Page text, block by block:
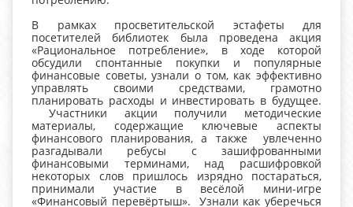
В рамках просветительской эстафеты для
посетителей библиотек была проведена акция
«Рациональное потребление», в ходе которой
обсудили спонтанные покупки и популярные
финансовые советы, узнали о том, как эффективно
управлять своими средствами, грамотно
планировать расходы и инвестировать в будущее.
Участники акции получили методические
материалы, содержащие ключевые аспекты
финансового планирования, а также увлеченно
разгадывали ребусы с зашифрованными
финансовыми терминами, над расшифровкой
некоторых слов пришлось изрядно постараться,
принимали участие в весёлой мини-игре
«Финансовый перевёртыш». Узнали как уберечься